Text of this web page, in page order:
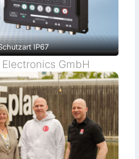
IP67
GmbH